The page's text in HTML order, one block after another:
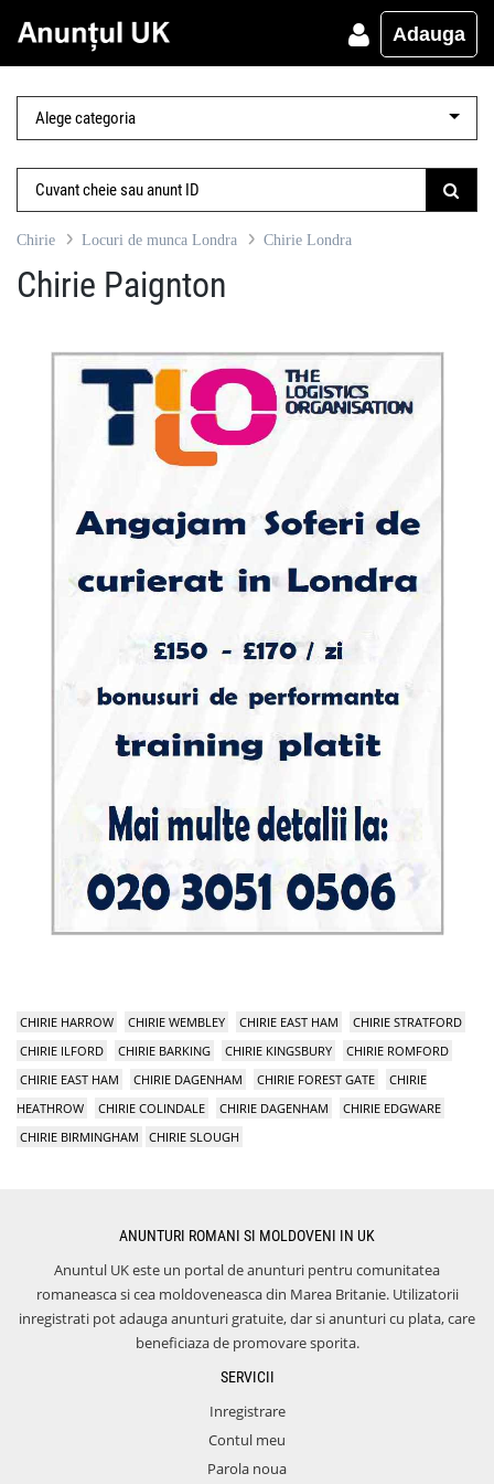
Adauga
Chirie Locuri de munca Londra Chirie Londra
Chirie Paignton
CHIRIE HARROW CHIRIE WEMBLEY CHIRIE EAST HAM
CHIRIE STRATFORD
CHIRIE ILFORD
CHIRIE BARKING CHIRIE KINGSBURY
CHIRIE ROMFORD
CHIRIE EAST HAM
CHIRIE DAGENHAM CHIRIE FOREST GATE
CHIRIE
HEATHROW
CHIRIE COLINDALE CHIRIE DAGENHAM
CHIRIE EDGWARE
CHIRIE BIRMINGHAM
CHIRIE SLOUGH
ANUNTURI ROMANI SI MOLDOVENI IN UK
Anuntul UK este un portal de anunturi pentru comunitatea
romaneasca si cea moldoveneasca din Marea Britanie. Utilizatorii
inregistrati pot adauga anunturi gratuite, dar si anunturi cu plata, care
beneficiaza de promovare sporita.
SERVICII
Inregistrare
Contul meu
Parola noua